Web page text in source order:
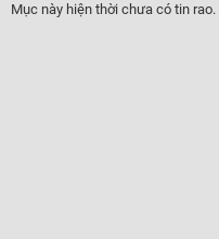
Mục này hiện thời chưa có tin rao.